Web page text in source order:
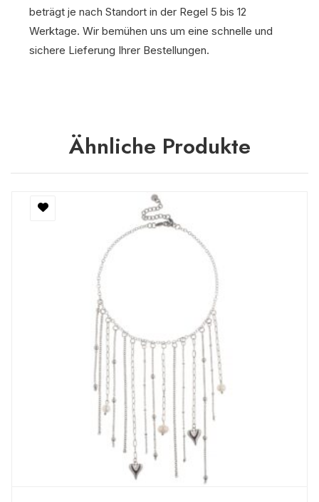
beträgt je nach Standort in der Regel 5 bis 12
Werktage. Wir bemühen uns um eine schnelle und
sichere Lieferung Ihrer Bestellungen.
Ähnliche Produkte